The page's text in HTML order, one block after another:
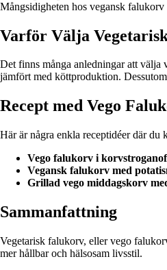
Mångsidigheten hos vegansk
Varför Välja
Det finns många anledningar att välja
jämfört med köttproduktion.
Recept med Vego
Här är några enkla receptidéer där du
Vego falukorv i
Vegansk falukorv med
Grillad vego middagskorv
Sammanfattning
Vegetarisk falukorv, eller vego
mer hållbar och hälsosam livsstil.